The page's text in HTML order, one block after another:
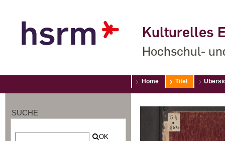
Kulturelles
Hochschul-
Home Titel
SUCHE
OK